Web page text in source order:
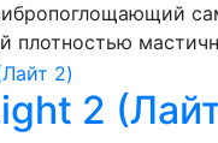
плотностью
2